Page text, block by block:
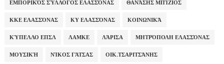
ΕΜΠΟΡΙΚΌΣ ΣΎΛΛΟΓΟΣ ΕΛΑΣΣΌΝΑΣ ΘΑΝΆΣΗΣ ΜΠΊΖΙΟΣ
ΚΚΕ ΕΛΑΣΣΌΝΑΣ ΚΥ ΕΛΑΣΣΌΝΑΣ ΚΟΙΝΩΝΙΚΆ
ΚΎΠΕΛΛΟ ΕΠΣΛ ΛΑΜΚΕ ΛΆΡΙΣΑ ΜΗΤΡΌΠΟΛΗ ΕΛΑΣΣΌΝΑΣ
ΜΟΥΣΙΚΉ ΝΊΚΟΣ ΓΆΤΣΑΣ ΟΙΚ.ΤΣΑΡΙΤΣΆΝΗΣ